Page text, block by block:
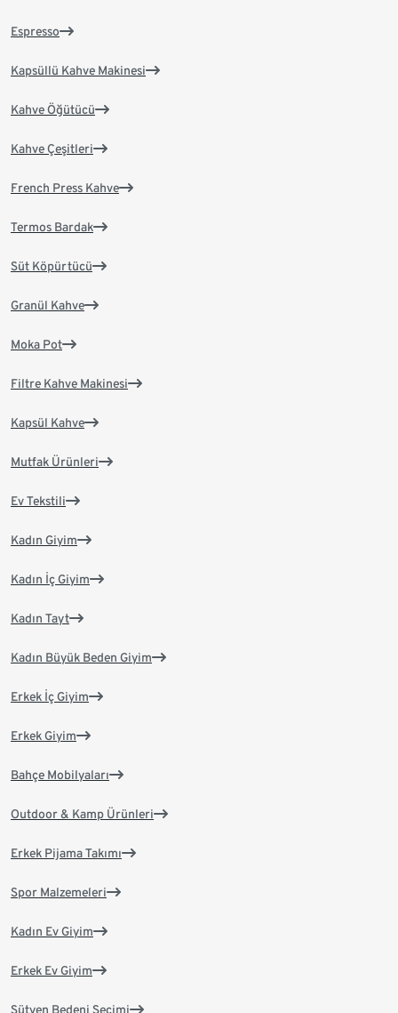
Espresso
Kapsüllü Kahve Makinesi
Kahve Öğütücü
Kahve Çeşitleri
French Press Kahve
Termos Bardak
Süt Köpürtücü
Granül Kahve
Moka Pot
Filtre Kahve Makinesi
Kapsül Kahve
Mutfak Ürünleri
Ev Tekstili
Kadın Giyim
Kadın İç Giyim
Kadın Tayt
Kadın Büyük Beden Giyim
Erkek İç Giyim
Erkek Giyim
Bahçe Mobilyaları
Outdoor & Kamp Ürünleri
Erkek Pijama Takımı
Spor Malzemeleri
Kadın Ev Giyim
Erkek Ev Giyim
Sütyen Bedeni Seçimi